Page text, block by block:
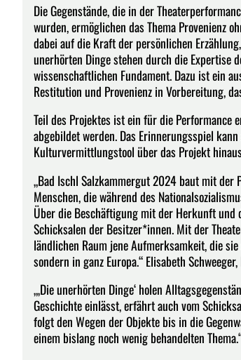
Die Gegenstände, die in der
wurden, ermöglichen das Thema Provenienz
dabei auf die Kraft der persönlichen
unerhörten Dinge stehen durch die Expertise
wissenschaftlichen Fundament. Dazu ist ein
Restitution und Provenienz in Vorbereitung,
Teil des Projektes ist ein für die Performance
abgebildet werden. Das Erinnerungsspiel
Kulturvermittlungstool über das Projekt
„Bad Ischl Salzkammergut 2024 baut mit der
Menschen, die während des
Über die Beschäftigung mit der Herkunft und
Schicksalen der Besitzer*innen. Mit der
ländlichen Raum jene Aufmerksamkeit, die
sondern in ganz Europa.“ Elisabeth
„‚Die unerhörten Dinge‘ holen
Geschichte einlässt, erfährt auch vom
folgt den Wegen der Objekte bis in die
einem bislang noch wenig behandelten